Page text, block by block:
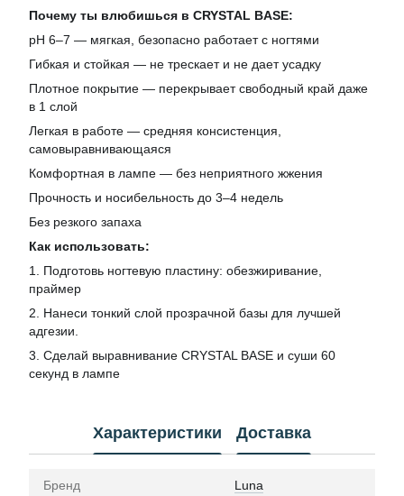
Почему ты влюбишься в CRYSTAL BASE:
pH 6–7 — мягкая, безопасно работает с ногтями
Гибкая и стойкая — не трескает и не дает усадку
Плотное покрытие — перекрывает свободный край даже
в 1 слой
Легкая в работе — средняя консистенция,
самовыравнивающаяся
Комфортная в лампе — без неприятного жжения
Прочность и носибельность до 3–4 недель
Без резкого запаха
Как использовать:
1. Подготовь ногтевую пластину: обезжиривание,
праймер
2. Нанеси тонкий слой прозрачной базы для лучшей
адгезии.
3. Сделай выравнивание CRYSTAL BASE и суши 60
секунд в лампе
Характеристики Доставка
Бренд Luna